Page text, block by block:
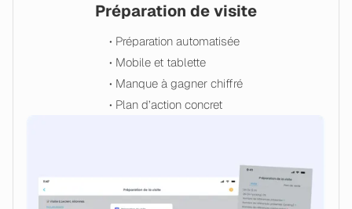
Préparation de visite
• Préparation automatisée
• Mobile et tablette
• Manque à gagner chiffré
• Plan d’action concret